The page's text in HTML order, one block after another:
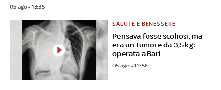
05 ago - 13:35
Pensava fosse scoliosi, ma
era un tumore da 3,5 kg:
operata a Bari
SALUTE E BENESSERE
05 ago - 12:58